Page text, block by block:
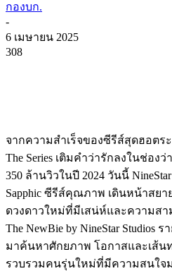
กองบก.
-
6 เมษายน 2025
308
จากความสำเร็จของซีรีส์สุดฮอตร
The Series เติมคำว่ารักลงในช่อง
350 ล้านวิวในปี 2024 วันนี้
Sapphic ซีรีส์คุณภาพ เดินหน้าสยา
ดวงดาวใหม่ที่มีเสน่ห์และความสา
The NewBie by NineStar Studios
มาค้นหาศักยภาพ โอกาสและเส้นท
รวบรวมคนรุ่นใหม่ที่มีความสนใจ